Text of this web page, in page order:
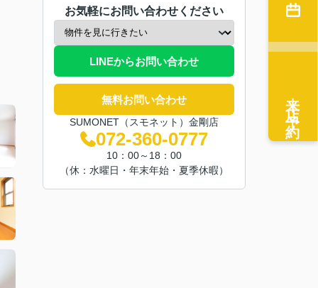
お気軽にお問い合わせください
LINEからお問い合わせ
無料お問い合わせ
SUMONET（スモネット）金剛店
072-360-0777
10：00～18：00
（休：水曜日・年末年始・夏季休暇）
来店予約